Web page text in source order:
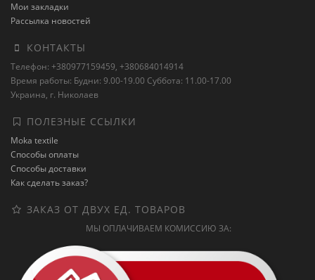
Мои закладки
Рассылка новостей
КОНТАКТЫ
Телефон: +380977159459, +380684014914
Время работы: Будни: 9.00-19.00 Суббота: 11.00-17.00
Украина, г. Николаев
ПОЛЕЗНЫЕ ССЫЛКИ
Moka textile
Способы оплаты
Способы доставки
Как сделать заказ?
ЗАКАЗ ОТ ДВУХ ЕД. ТОВАРОВ
МЫ ОПЛАЧИВАЕМ КОМИССИЮ ЗА: